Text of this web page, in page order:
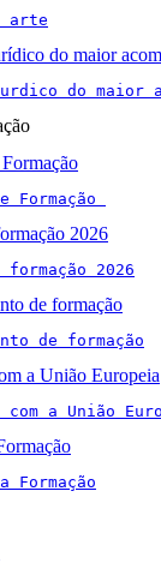
arte
do maior
do maior
Formação
2026
formação 2026
de formação
de formação
a União Europeia
a União
Formação